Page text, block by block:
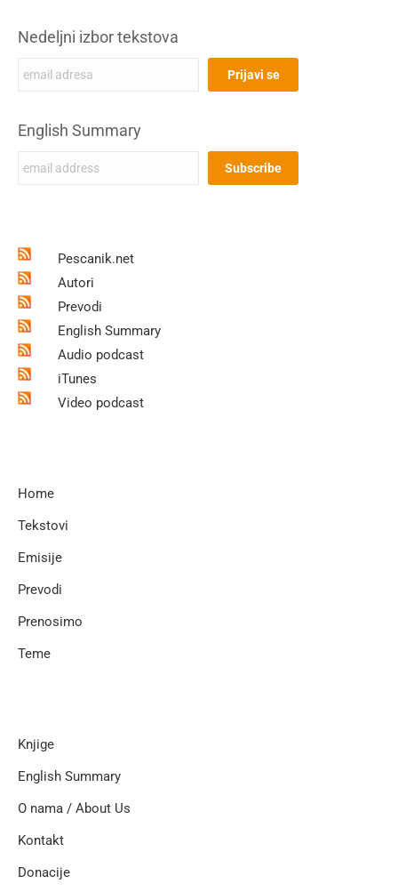
Nedeljni izbor tekstova
English Summary
Pescanik.net
Autori
Prevodi
English Summary
Audio podcast
iTunes
Video podcast
Home
Tekstovi
Emisije
Prevodi
Prenosimo
Teme
Knjige
English Summary
O nama / About Us
Kontakt
Donacije